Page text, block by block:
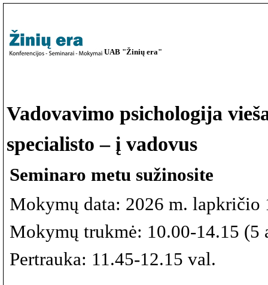
UAB "Žinių era"
Vadovavimo psichologija
specialisto – į vadovus
Seminaro metu sužinosite
Mokymų data: 2026 m. lapkričio
Mokymų trukmė: 10.00-14.15 (5
Pertrauka: 11.45-12.15 val.